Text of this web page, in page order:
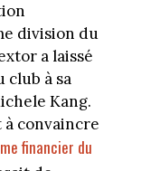
division du
a laissé
club à sa
Kang.
convaincre
financier du